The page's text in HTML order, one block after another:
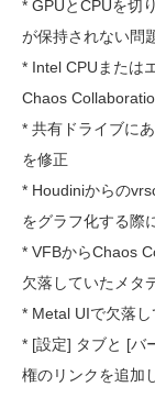
* GPUとCPUを切
が保持されない問
* Intel CPUまたは
Chaos
* 共有ドライブに
を修正
* Houdiniからの
をグラフ化する際
* VFBからChaos
欠落していたメタ
* Metal UIで欠落
* [設定] タブと [バ
権のリンクを追加